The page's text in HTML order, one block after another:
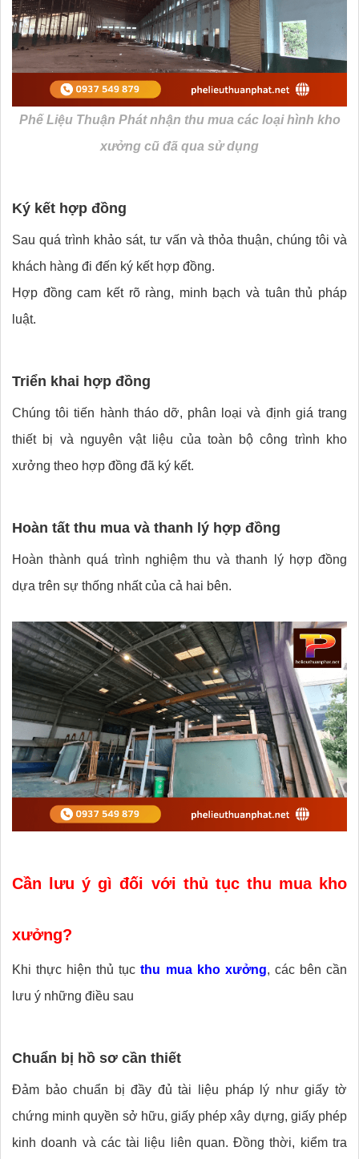
Phế Liệu Thuận Phát nhận thu mua các loại hình kho
xưởng cũ đã qua sử dụng
Ký kết hợp đồng
Sau quá trình khảo sát, tư vấn và thỏa thuận, chúng tôi và
khách hàng đi đến ký kết hợp đồng.
Hợp đồng cam kết rõ ràng, minh bạch và tuân thủ pháp
luật.
Triển khai hợp đồng
Chúng tôi tiến hành tháo dỡ, phân loại và định giá trang
thiết bị và nguyên vật liệu của toàn bộ công trình kho
xưởng theo hợp đồng đã ký kết.
Hoàn tất thu mua và thanh lý hợp đồng
Hoàn thành quá trình nghiệm thu và thanh lý hợp đồng
dựa trên sự thống nhất của cả hai bên.
Cần lưu ý gì đối với thủ tục thu mua kho
xưởng?
Khi thực hiện thủ tụcthu mua kho xưởng, các bên cần
lưu ý những điều sau
Chuẩn bị hồ sơ cần thiết
Đảm bảo chuẩn bị đầy đủ tài liệu pháp lý như giấy tờ
chứng minh quyền sở hữu, giấy phép xây dựng, giấy phép
kinh doanh và các tài liệu liên quan. Đồng thời, kiểm tra